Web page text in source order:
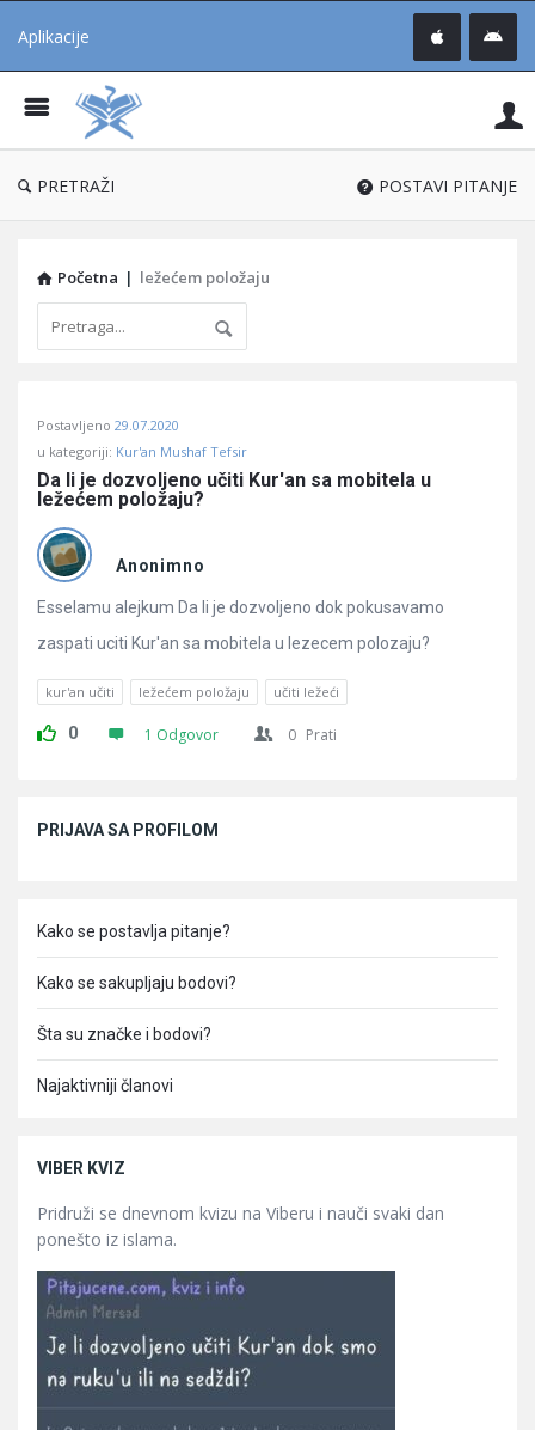
Aplikacije
®
PRETRAŽI POSTAVI PITANJE
Početna | ležećem položaju
Učene
Latest
Pitanja
Postavljeno 29.07.2020
u kategoriji: Kur'an Mushaf Tefsir
Da li je dozvoljeno učiti Kur'an sa mobitela u
ležećem položaju?
Anonimno
Esselamu alejkum Da li je dozvoljeno dok pokusavamo
zaspati uciti Kur'an sa mobitela u lezecem polozaju?
kur'an učiti ležećem položaju učiti ležeći
0 1 Odgovor 0 Prati
PRIJAVA SA PROFILOM
Kako se postavlja pitanje?
Kako se sakupljaju bodovi?
Šta su značke i bodovi?
Najaktivniji članovi
VIBER KVIZ
Pridruži se dnevnom kvizu na Viberu i nauči svaki dan
ponešto iz islama.